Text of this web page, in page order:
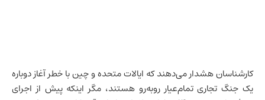
کارشناسان هشدار می‌دهند که ایالات متحدهو چین با خطر آغاز دوباره
یک جنگ تجاری تمام‌عیار روبه‌رو هستند، مگر اینکه پیش از اجرای